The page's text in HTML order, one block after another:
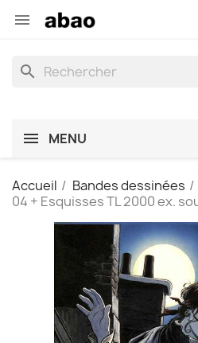

search
MENU
Accueil Bandes dessinées
04 + Esquisses TL 2000 ex.